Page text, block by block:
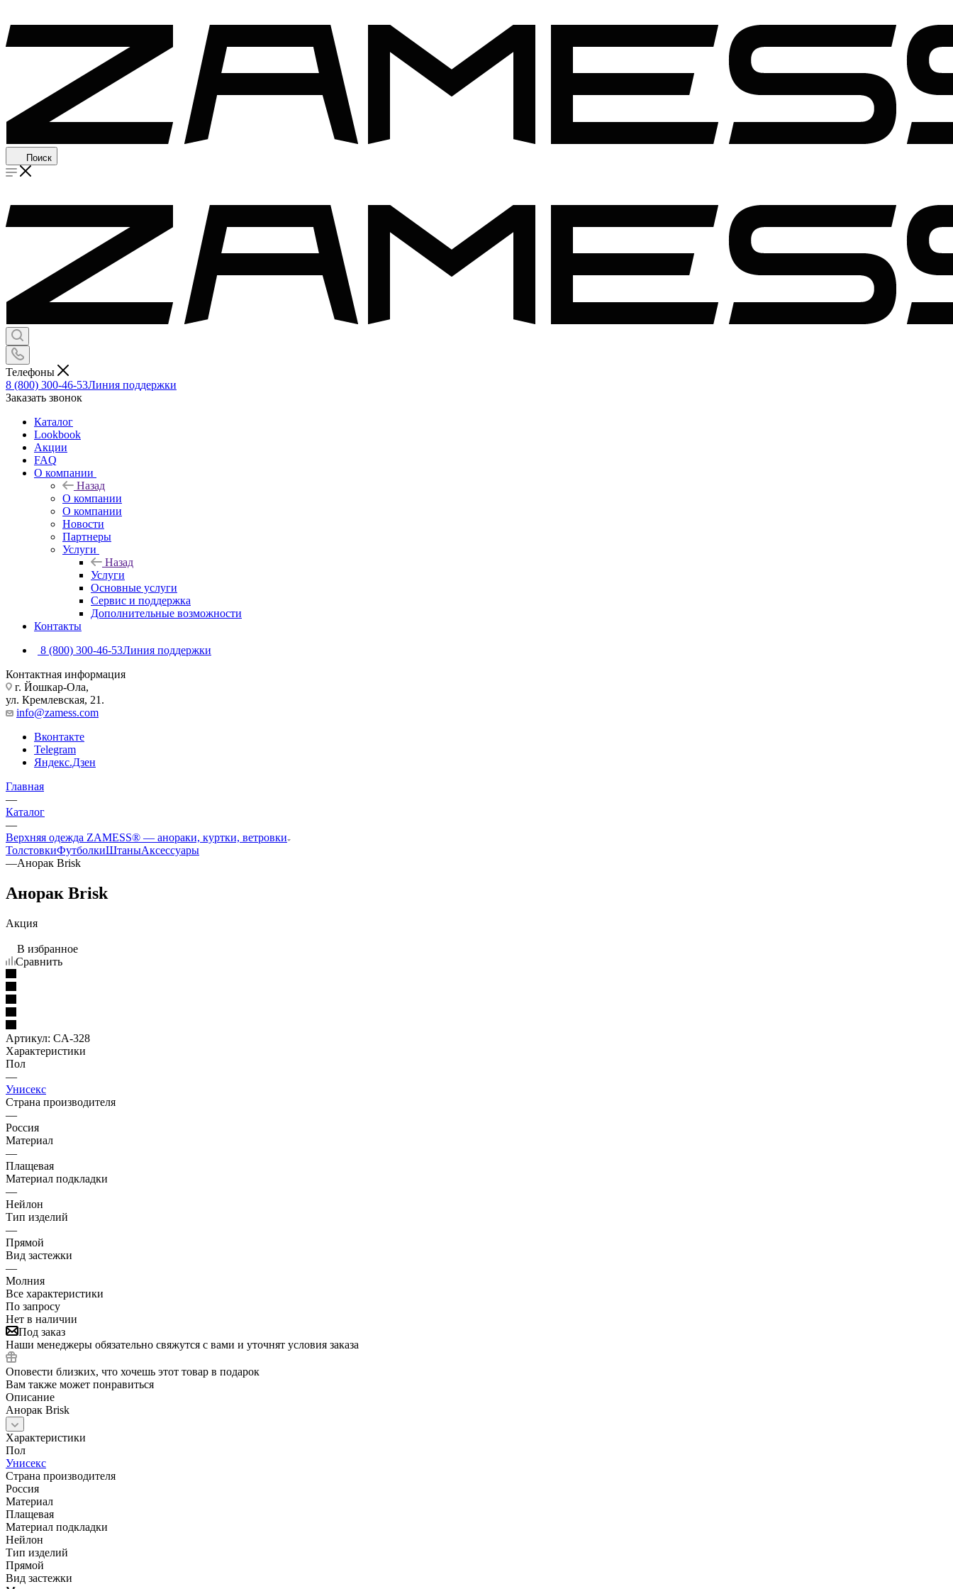
Поиск
Телефоны
8 (800) 300-46-53Линия поддержки
Заказать звонок
Каталог
Lookbook
Акции
FAQ
О компании
Назад
О компании
О компании
Новости
Партнеры
Услуги
Назад
Услуги
Основные услуги
Сервис и поддержка
Дополнительные возможности
Контакты
8 (800) 300-46-53Линия поддержки
Контактная информация
г. Йошкар-Ола,
ул. Кремлевская, 21.
info@zamess.com
Вконтакте
Telegram
Яндекс.Дзен
Главная
—
Каталог
—
Верхняя одежда ZAMESS® — анораки, куртки, ветровки
ТолстовкиФутболкиШтаныАксессуары
—Анорак Brisk
Анорак Brisk
Акция
В избранное
Сравнить
Артикул: CA-328
Характеристики
Пол
—
Унисекс
Страна производителя
—
Россия
Материал
—
Плащевая
Материал подкладки
—
Нейлон
Тип изделий
—
Прямой
Вид застежки
—
Молния
Все характеристики
По запросу
Нет в наличии
Под заказ
Наши менеджеры обязательно свяжутся с вами и уточнят условия заказа
Оповести близких, что хочешь этот товар в подарок
Вам также может понравиться
Описание
Анорак Brisk
Характеристики
Пол
Унисекс
Страна производителя
Россия
Материал
Плащевая
Материал подкладки
Нейлон
Тип изделий
Прямой
Вид застежки